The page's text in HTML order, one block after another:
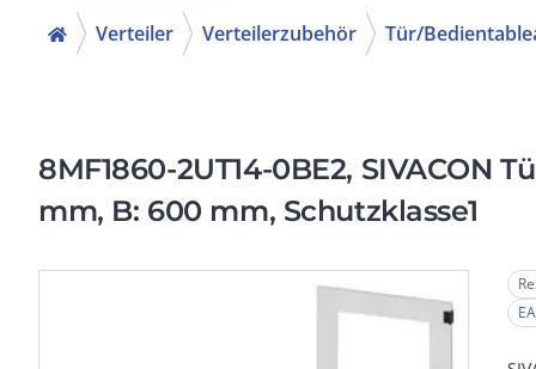
Verteiler Verteilerzubehör Tür/
8MF1860-2UT14-0BE2, SIVACON
mm, B: 600 mm, Schutzklasse1